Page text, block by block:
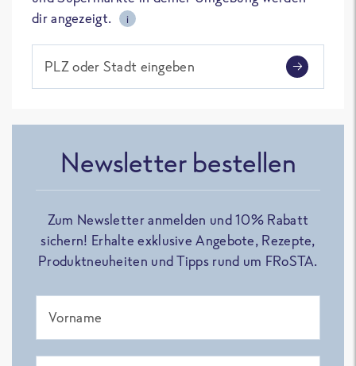
dir angezeigt.
i
PLZ oder Stadt eingeben
Newsletter bestellen
Zum Newsletter anmelden und 10% Rabatt
sichern! Erhalte exklusive Angebote, Rezepte,
Produktneuheiten und Tipps rund um FRoSTA.
Vorname